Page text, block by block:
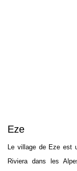
Eze
Le village de Eze est
Riviera dans les